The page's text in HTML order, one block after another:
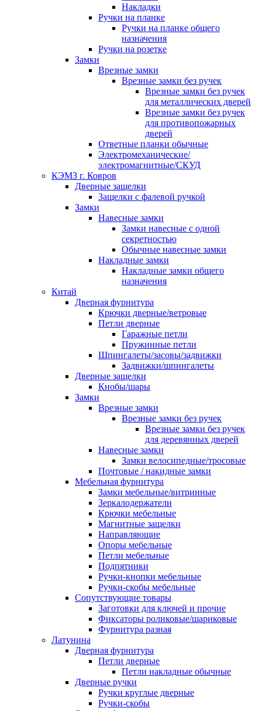
Накладки
Ручки на планке
Ручки на планке общего
назначения
Ручки на розетке
Замки
Врезные замки
Врезные замки без ручек
Врезные замки без ручек
для металлических дверей
Врезные замки без ручек
для противопожарных
дверей
Ответные планки обычные
Электромеханические/
электромагнитные/СКУД
КЭМЗ г. Ковров
Дверные защелки
Защелки с фалевой ручкой
Замки
Навесные замки
Замки навесные с одной
секретностью
Обычные навесные замки
Накладные замки
Накладные замки общего
назначения
Китай
Дверная фурнитура
Крючки дверные/ветровые
Петли дверные
Гаражные петли
Пружинные петли
Шпингалеты/засовы/задвижки
Задвижки/шпингалеты
Дверные защелки
Кнобы/шары
Замки
Врезные замки
Врезные замки без ручек
Врезные замки без ручек
для деревянных дверей
Навесные замки
Замки велосипедные/тросовые
Почтовые / накидные замки
Мебельная фурнитура
Замки мебельные/витринные
Зеркалодержатели
Крючки мебельные
Магнитные защелки
Направляющие
Опоры мебельные
Петли мебельные
Подпятники
Ручки-кнопки мебельные
Ручки-скобы мебельные
Сопутствующие товары
Заготовки для ключей и прочие
Фиксаторы роликовые/шариковые
Фурнитура разная
Латунина
Дверная фурнитура
Петли дверные
Петли накладные обычные
Дверные ручки
Ручки круглые дверные
Ручки-скобы